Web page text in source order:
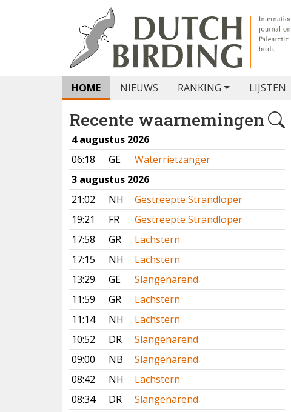
HOME NIEUWS RANKING LIJSTEN
Recente waarnemingen
4 augustus 2026
06:18
GE
Waterrietzanger
3 augustus 2026
21:02
NH
Gestreepte Strandloper
19:21
FR
Gestreepte Strandloper
17:58
GR
Lachstern
17:15
NH
Lachstern
13:29
GE
Slangenarend
11:59
GR
Lachstern
11:14
NH
Lachstern
10:52
DR
Slangenarend
09:00
NB
Slangenarend
08:42
NH
Lachstern
08:34
DR
Slangenarend